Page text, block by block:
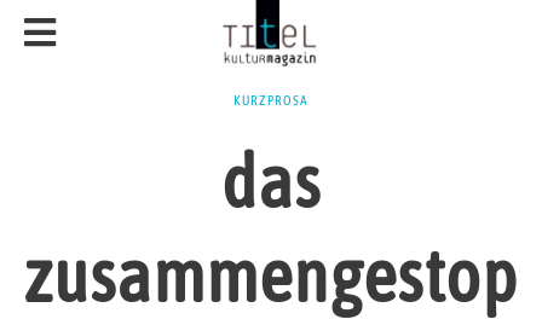
KURZPROSA
das
zusammengestop